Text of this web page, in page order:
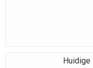
Huidige